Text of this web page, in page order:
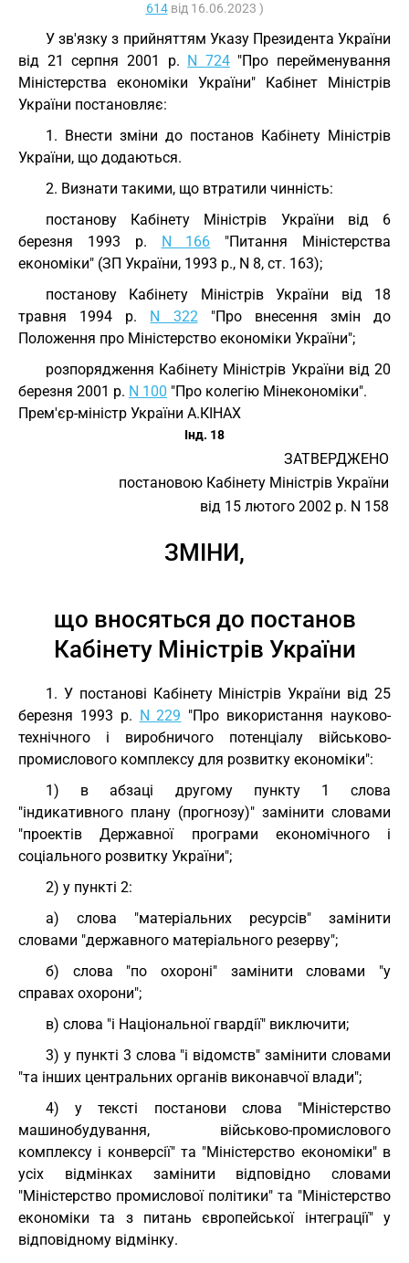
614від 16.06.2023 )
У зв'язку з прийняттям Указу Президента України
від 21 серпня 2001 р. N 724"Про перейменування
Міністерства економіки України" Кабінет Міністрів
України постановляє:
1. Внести зміни до постанов Кабінету Міністрів
України, що додаються.
2. Визнати такими, що втратили чинність:
постанову Кабінету Міністрів України від 6
березня 1993 р. N 166 "Питання Міністерства
економіки" (ЗП України, 1993 р., N 8, ст. 163);
постанову Кабінету Міністрів України від 18
травня 1994 р. N 322"Про внесення змін до
Положення про Міністерство економіки України";
розпорядження Кабінету Міністрів України від 20
березня 2001 р. N 100 "Про колегію Мінекономіки".
Прем'єр-міністр України А.КІНАХ
Інд. 18
ЗАТВЕРДЖЕНО
постановою Кабінету Міністрів України
від 15 лютого 2002 р. N 158
ЗМІНИ,
що вносяться до постанов
Кабінету Міністрів України
1. У постанові Кабінету Міністрів України від 25
березня 1993 р. N 229 "Про використання науково-
технічного і виробничого потенціалу військово-
промислового комплексу для розвитку економіки":
1) в абзаці другому пункту 1 слова
"індикативного плану (прогнозу)" замінити словами
"проектів Державної програми економічного і
соціального розвитку України";
2) у пункті 2:
а) слова "матеріальних ресурсів" замінити
словами "державного матеріального резерву";
б) слова "по охороні" замінити словами "у
справах охорони";
в) слова "і Національної гвардії" виключити;
3) у пункті 3 слова "і відомств" замінити словами
"та інших центральних органів виконавчої влади";
4) у тексті постанови слова "Міністерство
машинобудування, військово-промислового
комплексу і конверсії" та "Міністерство економіки" в
усіх відмінках замінити відповідно словами
"Міністерство промислової політики" та "Міністерство
економіки та з питань європейської інтеграції" у
відповідному відмінку.